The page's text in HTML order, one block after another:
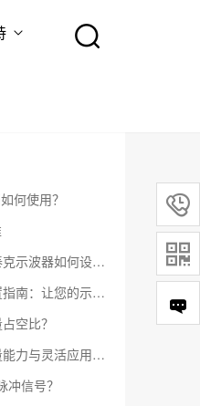
何使用？
如何设置触发电平？
的示波器更易于使用
空比？
与灵活应用指南
信号？

